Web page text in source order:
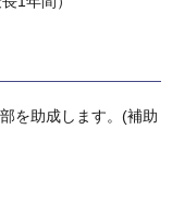
を助成します。(補助